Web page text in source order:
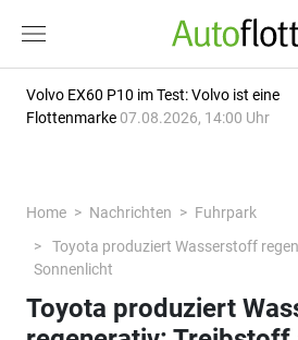
Volvo EX60 P10 im Test: Volvo ist eine
Flottenmarke 07.08.2026, 14:00 Uhr
Home Nachrichten
Fuhrpark
Toyota produziert Wasserstoff
Sonnenlicht
Toyota produziert